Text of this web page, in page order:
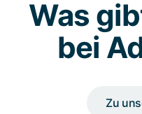
Was
bei
Zu